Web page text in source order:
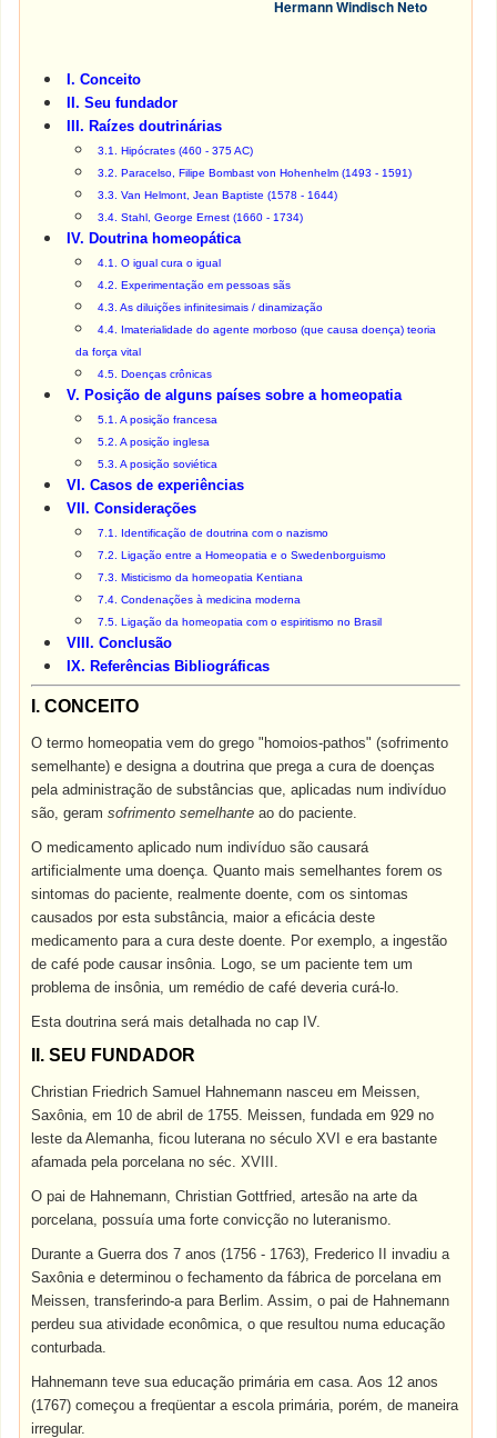
Hermann Windisch Neto
I. Conceito
II. Seu fundador
III. Raízes doutrinárias
3.1. Hipócrates (460 - 375 AC)
3.2. Paracelso, Filipe Bombast von Hohenhelm (1493 - 1591)
3.3. Van Helmont, Jean Baptiste (1578 - 1644)
3.4. Stahl, George Ernest (1660 - 1734)
IV. Doutrina homeopática
4.1. O igual cura o igual
4.2. Experimentação em pessoas sãs
4.3. As diluições infinitesimais / dinamização
4.4. Imaterialidade do agente morboso (que causa doença) teoria
da força vital
4.5. Doenças crônicas
V. Posição de alguns países sobre a homeopatia
5.1. A posição francesa
5.2. A posição inglesa
5.3. A posição soviética
VI. Casos de experiências
VII. Considerações
7.1. Identificação de doutrina com o nazismo
7.2. Ligação entre a Homeopatia e o Swedenborguismo
7.3. Misticismo da homeopatia Kentiana
7.4. Condenações à medicina moderna
7.5. Ligação da homeopatia com o espiritismo no Brasil
VIII. Conclusão
IX. Referências Bibliográficas
I. CONCEITO
O termo homeopatia vem do grego "homoios-pathos" (sofrimento
semelhante) e designa a doutrina que prega a cura de doenças
pela administração de substâncias que, aplicadas num indivíduo
são, geramsofrimento semelhante ao do paciente.
O medicamento aplicado num indivíduo são causará
artificialmente uma doença. Quanto mais semelhantes forem os
sintomas do paciente, realmente doente, com os sintomas
causados por esta substância, maior a eficácia deste
medicamento para a cura deste doente. Por exemplo, a ingestão
de café pode causar insônia. Logo, se um paciente tem um
problema de insônia, um remédio de café deveria curá-lo.
Esta doutrina será mais detalhada no cap IV.
II. SEU FUNDADOR
Christian Friedrich Samuel Hahnemann nasceu em Meissen,
Saxônia, em 10 de abril de 1755. Meissen, fundada em 929 no
leste da Alemanha, ficou luterana no século XVI e era bastante
afamada pela porcelana no séc. XVIII.
O pai de Hahnemann, Christian Gottfried, artesão na arte da
porcelana, possuía uma forte convicção no luteranismo.
Durante a Guerra dos 7 anos (1756 - 1763), Frederico II invadiu a
Saxônia e determinou o fechamento da fábrica de porcelana em
Meissen, transferindo-a para Berlim. Assim, o pai de Hahnemann
perdeu sua atividade econômica, o que resultou numa educação
conturbada.
Hahnemann teve sua educação primária em casa. Aos 12 anos
(1767) começou a freqüentar a escola primária, porém, de maneira
irregular.